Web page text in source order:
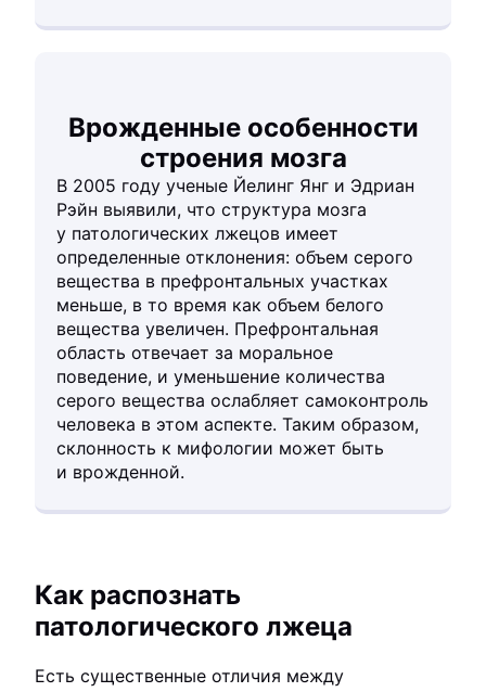
Врожденные особенности
строения мозга
В 2005 году ученые Йелинг Янг и Эдриан
Рэйн выявили, что структура мозга
у патологических лжецов имеет
определенные отклонения: объем серого
вещества в префронтальных участках
меньше, в то время как объем белого
вещества увеличен. Префронтальная
область отвечает за моральное
поведение, и уменьшение количества
серого вещества ослабляет самоконтроль
человека в этом аспекте. Таким образом,
склонность к мифологии может быть
и врожденной.
Как распознать
патологического лжеца
Есть существенные отличия между